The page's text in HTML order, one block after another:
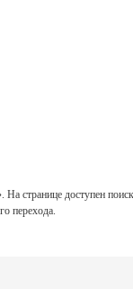
странице доступен поиск
перехода.